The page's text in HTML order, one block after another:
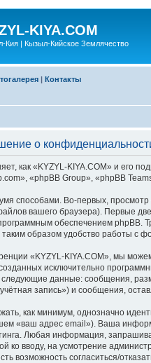
KIYA.COM
Кия | Кызыл-Кийское Землячество
| Контакты
о
как «KYZYL-KIYA.COM» и его
«phpBB Group», «phpBB
способами. Во-первых,
вашего браузера). Первые
обеспечением phpBB.
образом удобство работы с
«KYZYL-KIYA.COM», мы
исключительно
следующие данные: сообщения,
запись») и сообщения,
как минимум, однозначно
«ваш адрес email»). Ваша
Любая информация,
ко вводу, на усмотрение
возможность согласиться/